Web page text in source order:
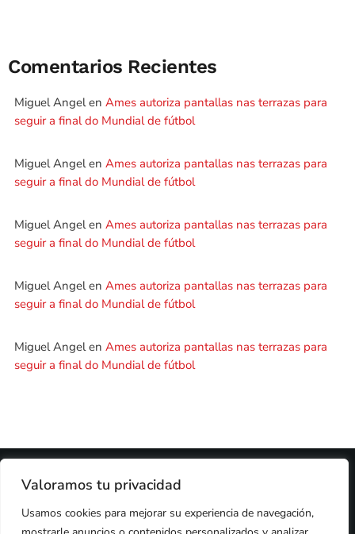
Valoramos tu privacidad
Usamos cookies para mejorar su experiencia de navegación,
Comentarios Recientes
Miguel Angelen Ames autoriza pantallas nas terrazas para
seguir a final do Mundial de fútbol
Miguel Angelen Ames autoriza pantallas nas terrazas para
seguir a final do Mundial de fútbol
Miguel Angelen Ames autoriza pantallas nas terrazas para
seguir a final do Mundial de fútbol
Miguel Angelen Ames autoriza pantallas nas terrazas para
seguir a final do Mundial de fútbol
Miguel Angelen Ames autoriza pantallas nas terrazas para
seguir a final do Mundial de fútbol
2024 © PROPIEDAD DE DEZASETE MEDIA SL
COOKIES
AVISO LEGAL